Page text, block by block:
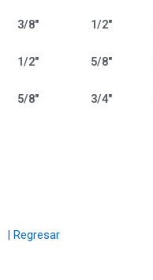
3/8" 1/2"
1/2" 5/8"
5/8" 3/4"
| Regresar